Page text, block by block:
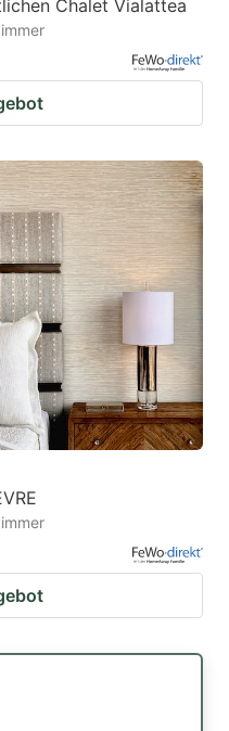
Chalet Vialattea